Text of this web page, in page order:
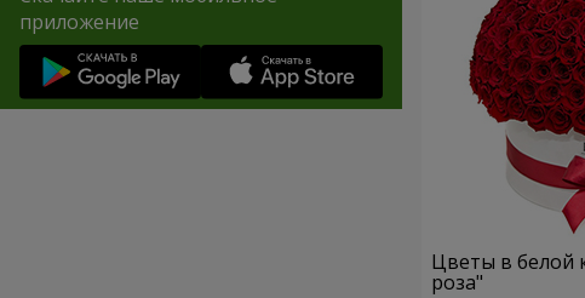
приложение
Цветы в белой
роза"